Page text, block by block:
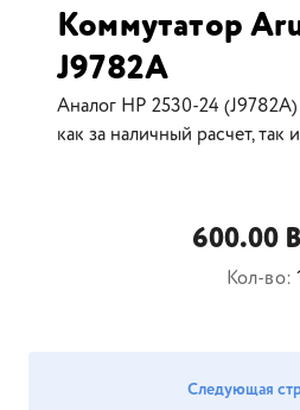
Коммутатор
J9782A
Аналог HP 2530-24
как за наличный расчет, так
600.00
Кол-во:
Следующая